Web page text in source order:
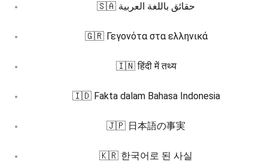
🇸🇦 حقائق باللغة العربية
🇬🇷 Γεγονότα στα ελληνικά
🇮🇳 हिंदी में तथ्य
🇮🇩 Fakta dalam Bahasa Indonesia
🇯🇵 日本語の事実
🇰🇷 한국어로 된 사실